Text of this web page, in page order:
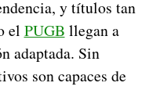
y títulos tan
el PUGB llegan a
adaptada. Sin
son capaces de